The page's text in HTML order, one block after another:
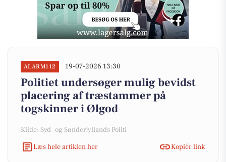
ALARM112 19-07-2026 13:30
Politiet undersøger mulig bevidst
placering af træstammer på
togskinner i Ølgod
Kilde: Syd- og Sønderjyllands Politi
Læs hele artiklen her
Kopiér link